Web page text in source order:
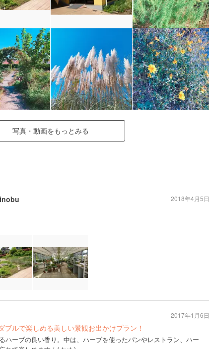
写真・動画をもっとみる
2018年4月5日
ブルで楽しめる美しい景観お出かけプラン！
ハーブの良い香り。中は、ハーブを使ったパンやレストラン、ハー
2017年1月6日